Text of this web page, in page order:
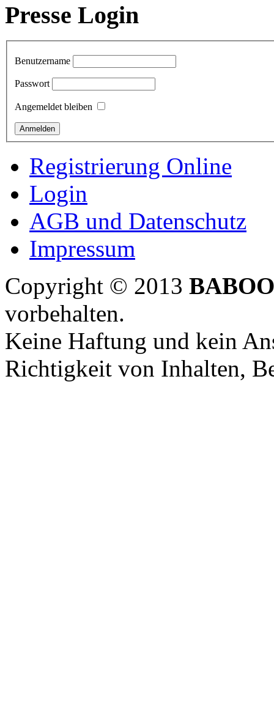
Presse Login
Benutzername
Passwort
Angemeldet bleiben
Registrierung Online
Login
AGB und Datenschutz
Impressum
Copyright © 2013
vorbehalten.
Keine Haftung und kein
Richtigkeit von Inhalten,